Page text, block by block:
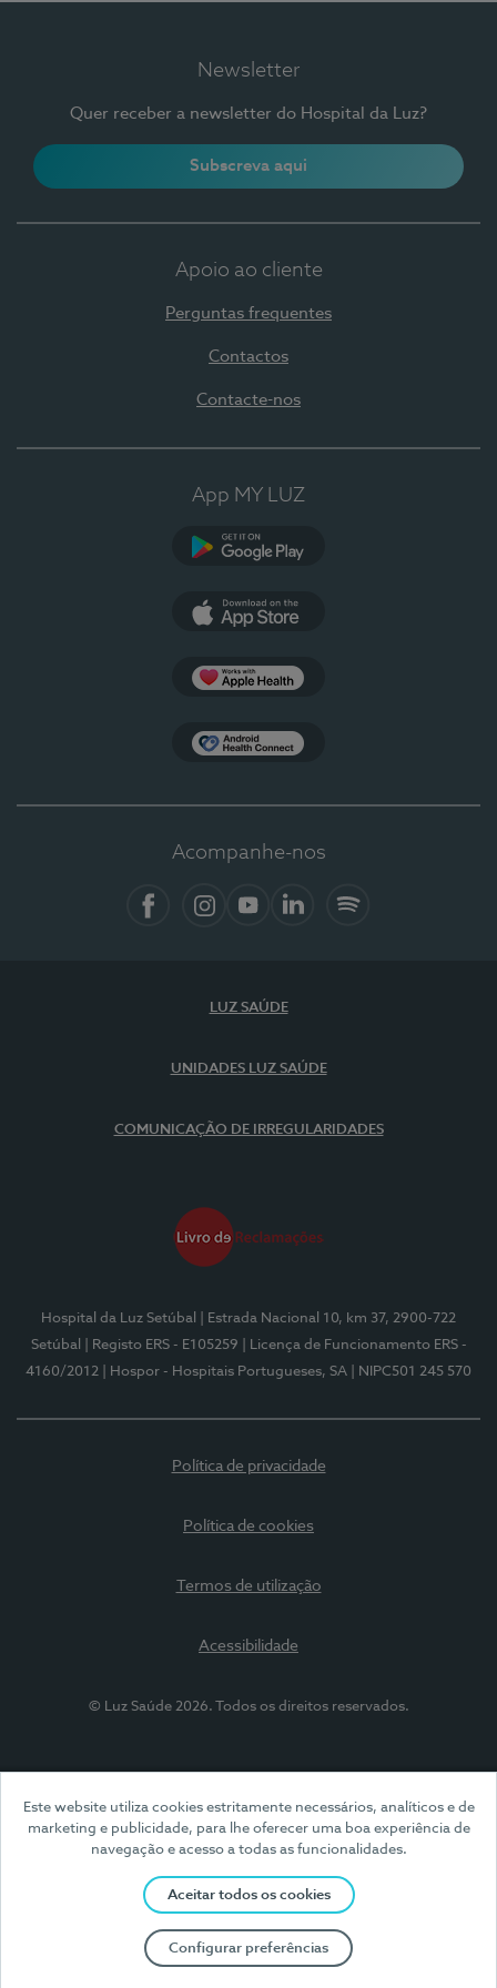
Este website utiliza cookies estritamente necessários, analíticos e de
marketing e publicidade, para lhe oferecer uma boa experiência de
navegação e acesso a todas as funcionalidades.
Aceitar todos os cookies
Configurar preferências
Newsletter
Quer receber a newsletter do Hospital da Luz?
Subscreva aqui
Apoio ao cliente
Perguntas frequentes
Contactos
Contacte-nos
App MY LUZ
Acompanhe-nos
LUZ SAÚDE
UNIDADES LUZ SAÚDE
COMUNICAÇÃO DE IRREGULARIDADES
Hospital da Luz Setúbal
| Estrada Nacional 10, km 37, 2900-722
Setúbal
| Registo ERS - E105259
| Licença de Funcionamento ERS -
4160/2012
| Hospor - Hospitais Portugueses, SA | NIPC501 245 570
Política de privacidade
Política de cookies
Termos de utilização
Acessibilidade
© Luz Saúde 2026. Todos os direitos reservados.